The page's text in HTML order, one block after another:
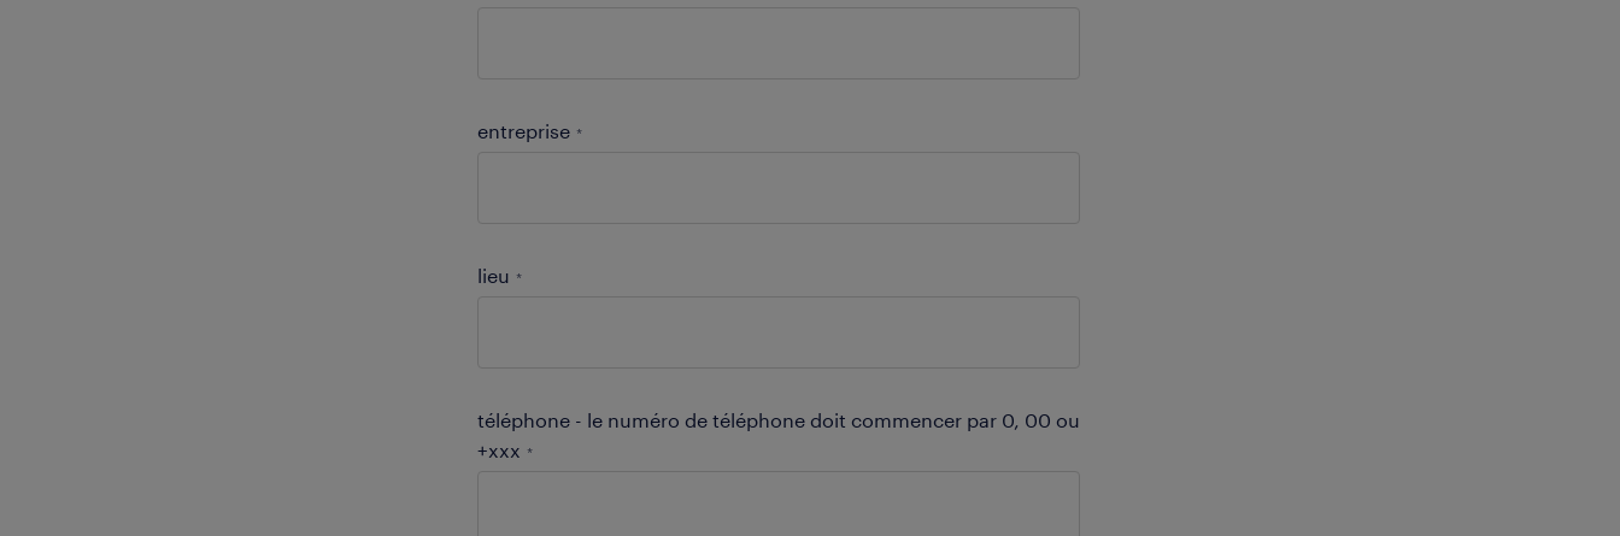
entreprise *
lieu *
téléphone - le numéro de téléphone doit commencer par 0, 00 ou
+xxx *